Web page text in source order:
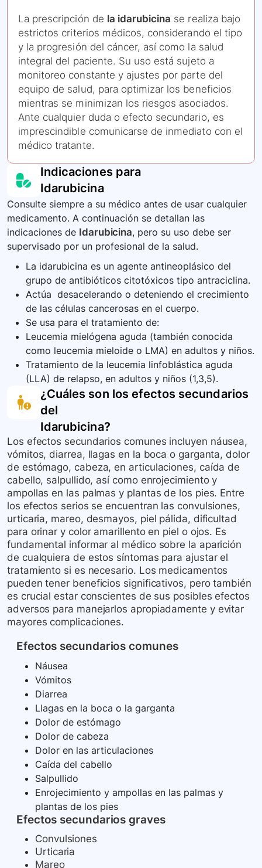
La prescripción de la idarubicina se realiza bajo
estrictos criterios médicos, considerando el tipo
y la progresión del cáncer, así como la salud
integral del paciente. Su uso está sujeto a
monitoreo constante y ajustes por parte del
equipo de salud, para optimizar los beneficios
mientras se minimizan los riesgos asociados.
Ante cualquier duda o efecto secundario, es
imprescindible comunicarse de inmediato con el
médico tratante.
Indicaciones para
Idarubicina
Consulte siempre a su médico antes de usar cualquier
medicamento. A continuación se detallan las
indicaciones de Idarubicina, pero su uso debe ser
supervisado por un profesional de la salud.
La idarubicina es un agente antineoplásico del
grupo de antibióticos citotóxicos tipo antraciclina.
Actúa desacelerando o deteniendo el crecimiento
de las células cancerosas en el cuerpo.
Se usa para el tratamiento de:
Leucemia mielógena aguda (también conocida
como leucemia mieloide o LMA) en adultos y niños.
Tratamiento de la leucemia linfoblástica aguda
(LLA) de relapso, en adultos y niños (1,3,5).
¿Cuáles son los efectos secundarios
del
Idarubicina?
Los efectos secundarios comunes incluyen náusea,
vómitos, diarrea, llagas en la boca o garganta, dolor
de estómago, cabeza, en articulaciones, caída de
cabello, salpullido, así como enrojecimiento y
ampollas en las palmas y plantas de los pies. Entre
los efectos serios se encuentran las convulsiones,
urticaria, mareo, desmayos, piel pálida, dificultad
para orinar y color amarillento en piel o ojos. Es
fundamental informar al médico sobre la aparición
de cualquiera de estos síntomas para ajustar el
tratamiento si es necesario. Los medicamentos
pueden tener beneficios significativos, pero también
es crucial estar conscientes de sus posibles efectos
adversos para manejarlos apropiadamente y evitar
mayores complicaciones.
Efectos secundarios comunes
Náusea
Vómitos
Diarrea
Llagas en la boca o la garganta
Dolor de estómago
Dolor de cabeza
Dolor en las articulaciones
Caída del cabello
Salpullido
Enrojecimiento y ampollas en las palmas y
plantas de los pies
Efectos secundarios graves
Convulsiones
Urticaria
Mareo